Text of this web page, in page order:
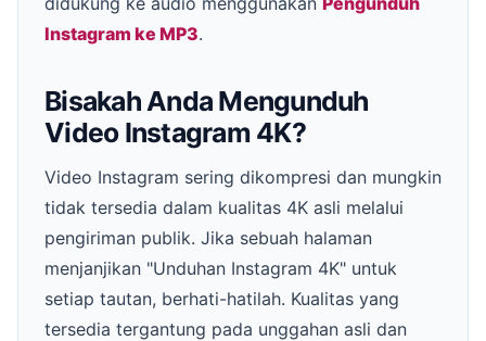
Instagram ke MP3.
Bisakah Anda Mengunduh
Video Instagram 4K?
Video Instagram sering dikompresi dan mungkin
tidak tersedia dalam kualitas 4K asli melalui
pengiriman publik. Jika sebuah halaman
menjanjikan "Unduhan Instagram 4K" untuk
setiap tautan, berhati-hatilah. Kualitas yang
tersedia tergantung pada unggahan asli dan